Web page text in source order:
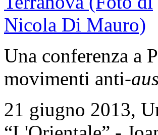
Una conferenza a
movimenti anti-
21 giugno 2013,